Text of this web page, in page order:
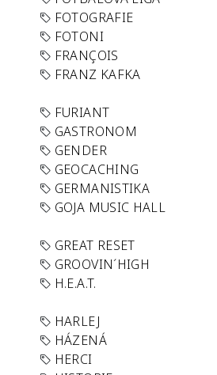
FOTOGRAFIE
FOTONI
FRANÇOIS
FRANZ KAFKA
FURIANT
GASTRONOM
GENDER
GEOCACHING
GERMANISTIKA
GOJA MUSIC HALL
GREAT RESET
GROOVIN´HIGH
H.E.A.T.
HARLEJ
HÁZENÁ
HERCI